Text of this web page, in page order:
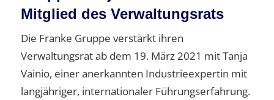
Mitglied des Verwaltungsrats
Die Franke Gruppe verstärkt ihren
Verwaltungsrat ab dem 19. März 2021 mit Tanja
Vainio, einer anerkannten Industrieexpertin mit
langjähriger, internationaler Führungserfahrung.